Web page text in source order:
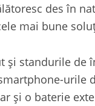
des în
mai bune
și standurile de
urile
și o baterie